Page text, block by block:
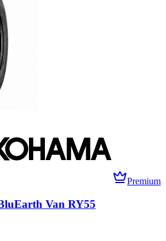
Premium
Van RY55